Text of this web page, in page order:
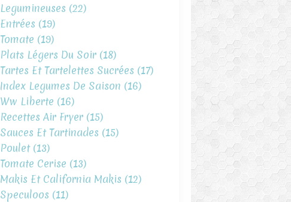
Legumineuses (22)
Entrées (19)
Tomate (19)
Plats Légers Du Soir (18)
Tartes Et Tartelettes Sucrées (17)
Index Legumes De Saison (16)
Ww Liberte (16)
Recettes Air Fryer (15)
Sauces Et Tartinades (15)
Poulet(13)
Tomate Cerise (13)
Makis Et California Makis (12)
Speculoos (11)